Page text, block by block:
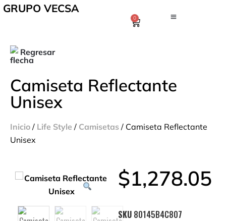
GRUPO VECSA
0
Regresar
Camiseta Reflectante
Unisex
Inicio / Life Style / Camisetas / Camiseta Reflectante
Unisex
$1,278.05
SKU 80145B4C807